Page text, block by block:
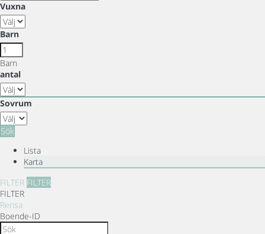
Vuxna
Barn
Barn
antal
Sovrum
Sök
Lista
Karta
FILTER FILTER
FILTER
Rensa
Boende-ID